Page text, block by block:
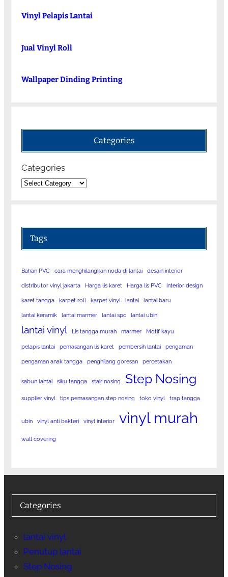
Vinyl Pelapis Lantai
Jual Vinyl Roll
Wallpaper Dinding Printing
Categories
Categories
Tags
Bahan PVC cara menghilangkan noda di lantai desain interior
distributor vinyl jakarta Harga lis karet Harga lis PVC interior design
karet tangga karpet roll karpet vinyl lantai lantai baru
lantai keramik lantai marmer lantai spc lantai ubin
lantai vinyl Lis tangga murah marmer Motif kayu
pelapis lantai pemasangan lis karet pembersih lantai pengaman
pengaman anak tangga penghilang goresan percetakan
sabun lantai siku tangga stair nosing Step Nosing
supplier vinyl tips pemasangan step nosing toko vinyl trap tangga
ubin vinyl anti bakteri vinyl interior vinyl murah
wall covering
Categories
lantai vinyl
Penutup lantai
Step Nosing